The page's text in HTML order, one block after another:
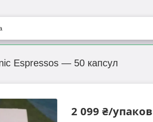
Espressos — 50 капсул
2 099 ₴/